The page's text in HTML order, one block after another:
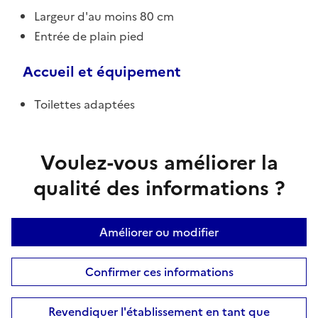
Largeur d'au moins 80 cm
Entrée de plain pied
Accueil et équipement
Toilettes adaptées
Voulez-vous améliorer la
qualité des informations ?
Améliorer ou modifier
Confirmer ces informations
Revendiquer l'établissement en tant que